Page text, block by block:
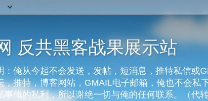
反共黑客战果展示站
：俺从今起不会发送，发帖，短消息，推特私信或
，推特，博客网站，GMAIL电子邮箱，俺也不会
事俺的私利，所以谢绝一切与俺的任何联系。（代